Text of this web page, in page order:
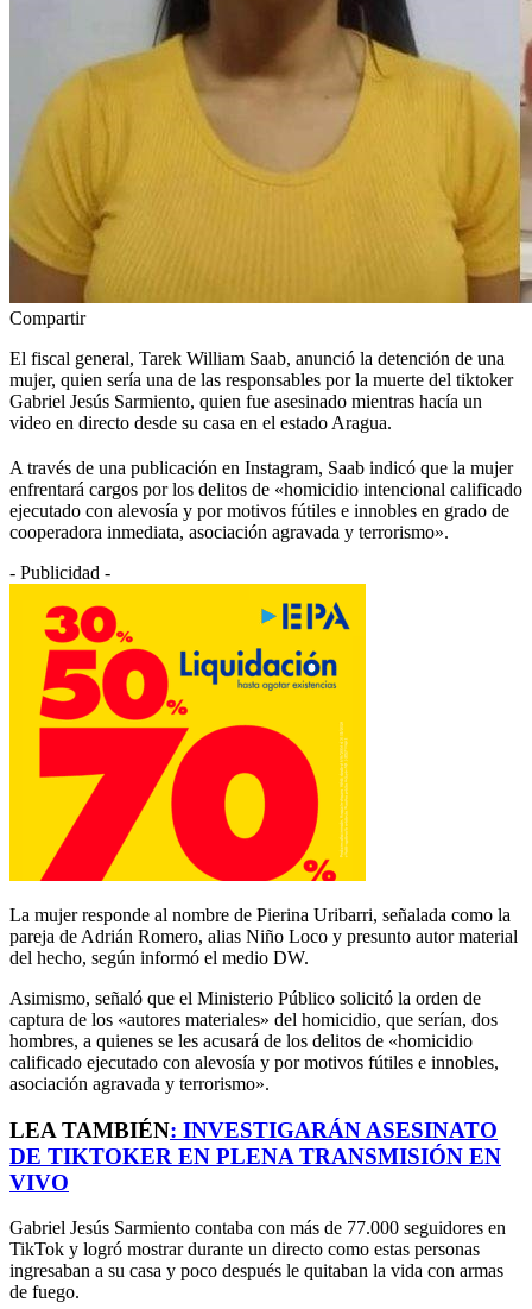
Compartir
El fiscal general, Tarek William Saab, anunció la detención de una
mujer, quien sería una de las responsables por la muerte del tiktoker
Gabriel Jesús Sarmiento, quien fue asesinado mientras hacía un
video en directo desde su casa en el estado Aragua.
A través de una publicación en Instagram, Saab indicó que la mujer
enfrentará cargos por los delitos de «homicidio intencional calificado
ejecutado con alevosía y por motivos fútiles e innobles en grado de
cooperadora inmediata, asociación agravada y terrorismo».
- Publicidad -
La mujer responde al nombre de Pierina Uribarri, señalada como la
pareja de Adrián Romero, alias Niño Loco y presunto autor material
del hecho, según informó el medio DW.
Asimismo, señaló que el Ministerio Público solicitó la orden de
captura de los «autores materiales» del homicidio, que serían, dos
hombres, a quienes se les acusará de los delitos de «homicidio
calificado ejecutado con alevosía y por motivos fútiles e innobles,
asociación agravada y terrorismo».
LEA TAMBIÉN: INVESTIGARÁN ASESINATO
DE TIKTOKER EN PLENA TRANSMISIÓN EN
VIVO
Gabriel Jesús Sarmiento contaba con más de 77.000 seguidores en
TikTok y logró mostrar durante un directo como estas personas
ingresaban a su casa y poco después le quitaban la vida con armas
de fuego.